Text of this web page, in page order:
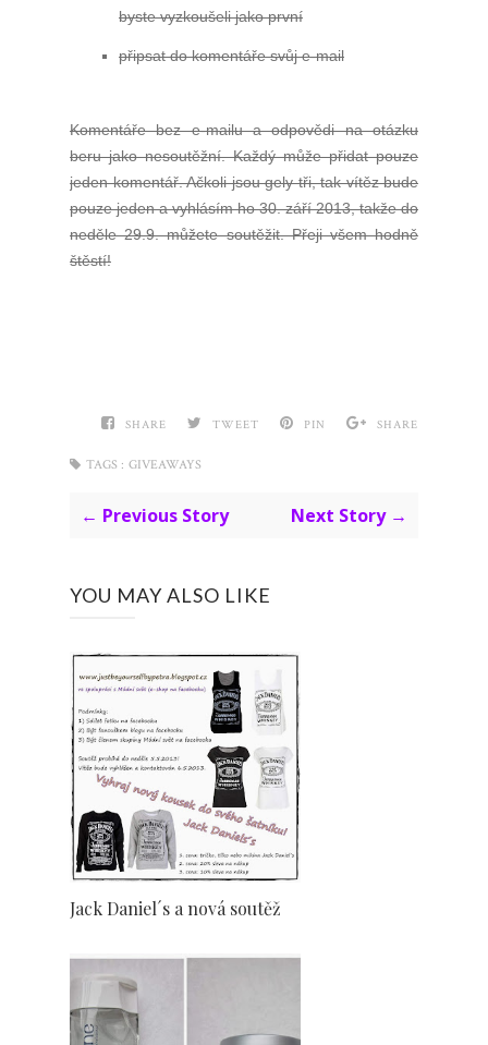
byste vyzkoušeli jako první
připsat do komentáře svůj e-mail
Komentáře bez e-mailu a odpovědi na otázku
beru jako nesoutěžní. Každý může přidat pouze
jeden komentář. Ačkoli jsou gely tři, tak vítěz bude
pouze jeden a vyhlásím ho 30. září 2013, takže do
neděle 29.9. můžete soutěžit. Přeji všem hodně
štěstí!
SHARE TWEET PIN SHARE
TAGS : GIVEAWAYS
← Previous Story Next Story →
YOU MAY ALSO LIKE
Jack Daniel´s a nová soutěž